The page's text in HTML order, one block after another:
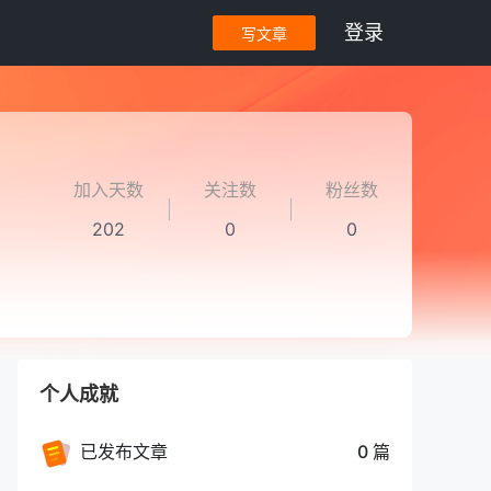
写文章 登录
加入天数
202
关注数
0
粉丝数
0
个人成就
已发布文章 0 篇